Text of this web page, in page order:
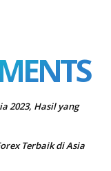
2023, Hasil yang
Terbaik di Asia